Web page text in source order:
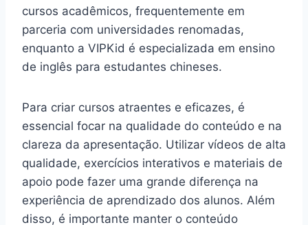
cursos acadêmicos, frequentemente em
parceria com universidades renomadas,
enquanto a VIPKid é especializada em ensino
de inglês para estudantes chineses.
Para criar cursos atraentes e eficazes, é
essencial focar na qualidade do conteúdo e na
clareza da apresentação. Utilizar vídeos de alta
qualidade, exercícios interativos e materiais de
apoio pode fazer uma grande diferença na
experiência de aprendizado dos alunos. Além
disso, é importante manter o conteúdo